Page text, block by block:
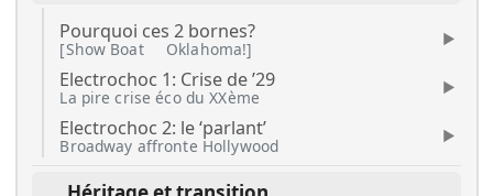
Pourquoi ces 2 bornes?
[Show Boat Oklahoma!]
Electrochoc 1: Crise de ’29
La pire crise éco du XXème
Electrochoc 2: le ‘parlant’
Broadway affronte Hollywood